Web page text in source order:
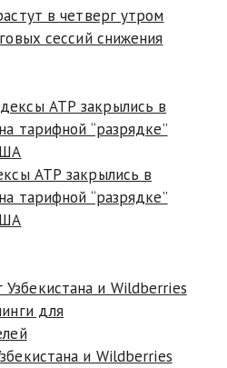
в четверг утром
сессий снижения
АТР закрылись в
тарифной “разрядке”
и Wildberries